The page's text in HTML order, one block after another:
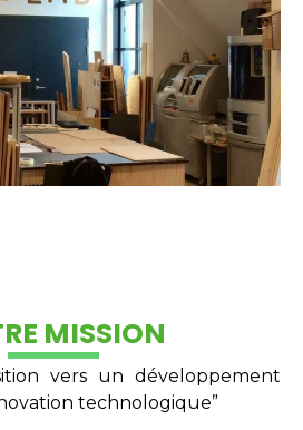
MISSION
vers un développement
technologique”